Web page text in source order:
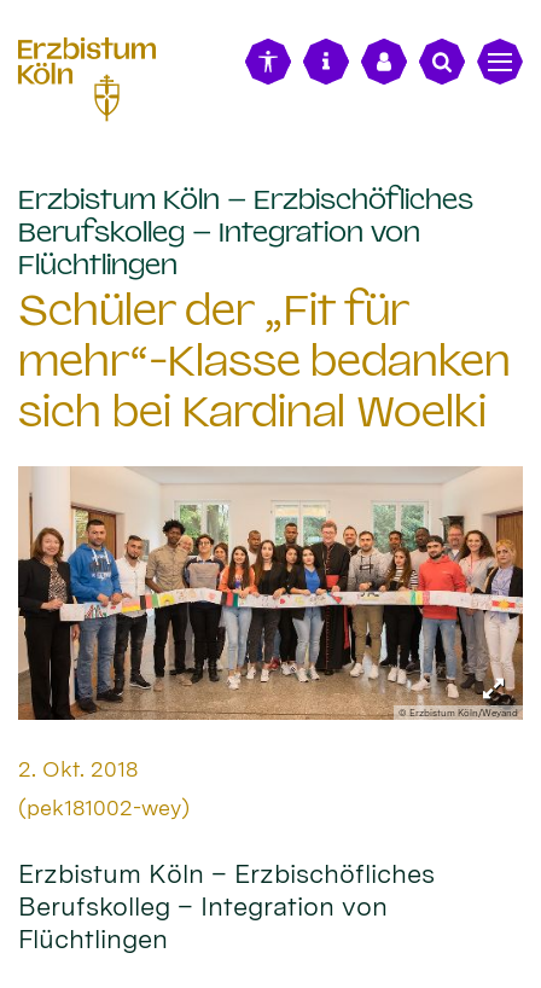
Erzbistum Köln – Erzbischöfliches
Berufskolleg – Integration von
Flüchtlingen
Schüler der „Fit für
mehr“-Klasse bedanken
sich bei Kardinal Woelki
© Erzbistum Köln/Weyand
Datum:
2. Okt. 2018
Von:
(pek181002-wey)
Erzbistum Köln – Erzbischöfliches
Berufskolleg – Integration von
Flüchtlingen